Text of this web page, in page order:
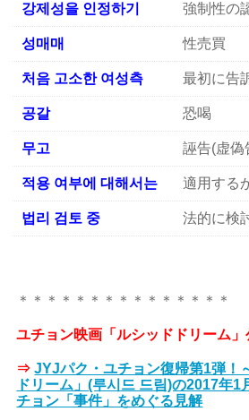
강제성을 인정하기 強制性の
성매매 性売買
처음 고소한 여성측 最初に告
공갈 恐喝
무고 誣告(虚偽
적용 여부에 대해서는 適用する
법리 검토 중 法的に検
＊＊＊＊＊＊＊＊＊＊＊＊＊＊＊
ユチョン映画「ルシッドドリーム」
⇒ JYJパク・ユチョン復帰第1弾！
ドリーム」(루시드 드림)の2017年
チョン「事件」をめぐる見解